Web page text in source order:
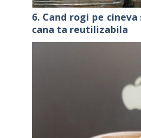
6. Cand rogi pe
cana ta reutilizabila